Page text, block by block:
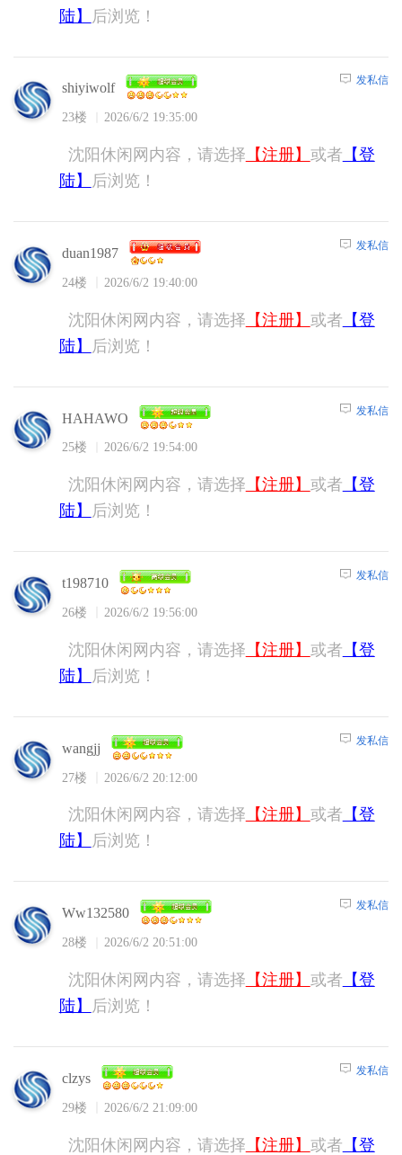
陆】
后浏览！
shiyiwolf
23楼 2026/6/2 19:35:00
发私信
沈阳休闲网内容，请选择 【注册】 或者 【登
陆】
后浏览！
duan1987
24楼 2026/6/2 19:40:00
发私信
沈阳休闲网内容，请选择 【注册】 或者 【登
陆】
后浏览！
HAHAWO
25楼 2026/6/2 19:54:00
发私信
沈阳休闲网内容，请选择 【注册】 或者 【登
陆】
后浏览！
t198710
26楼 2026/6/2 19:56:00
发私信
沈阳休闲网内容，请选择 【注册】 或者 【登
陆】
后浏览！
wangjj
27楼 2026/6/2 20:12:00
发私信
沈阳休闲网内容，请选择 【注册】 或者 【登
陆】
后浏览！
Ww132580
28楼 2026/6/2 20:51:00
发私信
沈阳休闲网内容，请选择 【注册】 或者 【登
陆】
后浏览！
clzys
29楼 2026/6/2 21:09:00
发私信
沈阳休闲网内容，请选择 【注册】 或者 【登